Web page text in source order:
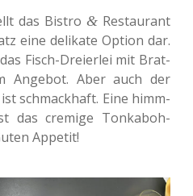
das Bistro & Restau­rant
eine deli­ka­te Option dar.
Fisch-Drei­er­lei mit Brat­
Ange­bot. Aber auch der
schmack­haft. Eine himm­
das cre­mi­ge Tonk­a­boh­
Appetit!